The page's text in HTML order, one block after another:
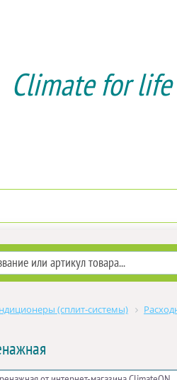
Climate for life
(сплит-системы)